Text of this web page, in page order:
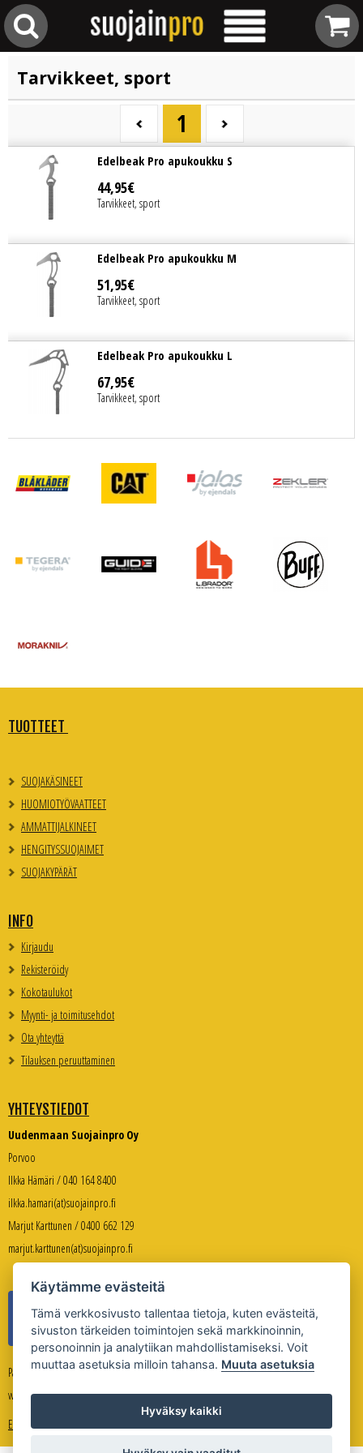
Tarvikkeet, sport
1
Edelbeak Pro apukoukku S
44,95€
Tarvikkeet, sport
Edelbeak Pro apukoukku M
51,95€
Tarvikkeet, sport
Edelbeak Pro apukoukku L
67,95€
Tarvikkeet, sport
TUOTTEET
SUOJAKÄSINEET
HUOMIOTYÖVAATTEET
AMMATTIJALKINEET
HENGITYSSUOJAIMET
SUOJAKYPÄRÄT
INFO
Kirjaudu
Rekisteröidy
Kokotaulukot
Myynti- ja toimitusehdot
Ota yhteyttä
Tilauksen peruuttaminen
YHTEYSTIEDOT
Uudenmaan Suojainpro Oy
Porvoo
Ilkka Hämäri / 040 164 8400
ilkka.hamari(at)suojainpro.fi
Marjut Karttunen / 0400 662 129
marjut.karttunen(at)suojainpro.fi
Palveleva verkkokauppa:
www.suojanpro.fi
Evästeasetukset
Käytämme evästeitä
Tämä verkkosivusto tallentaa tietoja, kuten evästeitä,
sivuston tärkeiden toimintojen sekä markkinoinnin,
personoinnin ja analytiikan mahdollistamiseksi. Voit
muuttaa asetuksia milloin tahansa. Muuta asetuksia
Hyväksy kaikki